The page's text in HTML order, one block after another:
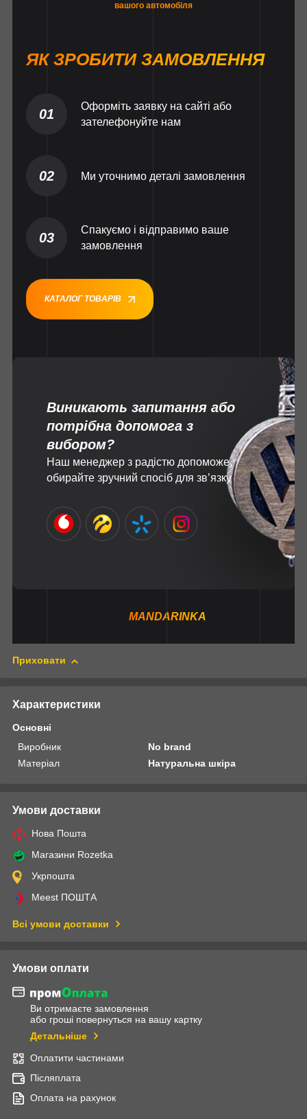
вашого автомобіля
ЯК ЗРОБИТИ ЗАМОВЛЕННЯ
01
Оформіть заявку на сайті або
зателефонуйте нам
02 Ми уточнимо деталі замовлення
03
Спакуємо і відправимо ваше
замовлення
КАТАЛОГ ТОВАРІВ
Виникають запитання або
потрібна допомога з
вибором?
Наш менеджер з радістю допоможе,
обирайте зручний спосіб для зв’язку
MANDARINKA
Приховати
Характеристики
Основні
Виробник
No brand
Матеріал
Натуральна шкіра
Умови доставки
Нова Пошта
Магазини Rozetka
Укрпошта
Meest ПОШТА
Всі умови доставки
Умови оплати
Ви отримаєте замовлення
або гроші повернуться на вашу картку
Детальніше
Оплатити частинами
Післяплата
Оплата на рахунок